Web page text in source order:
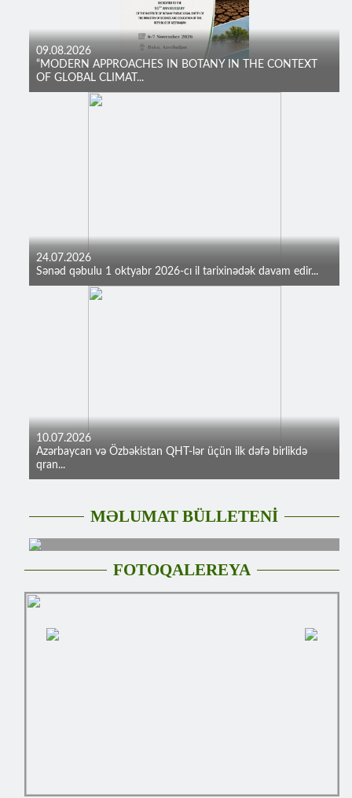
09.08.2026
“MODERN APPROACHES IN BOTANY IN THE CONTEXT
OF GLOBAL CLIMAT...
24.07.2026
Sənəd qəbulu 1 oktyabr 2026-cı il tarixinədək davam edir...
10.07.2026
Azərbaycan və Özbəkistan QHT-lər üçün ilk dəfə birlikdə
qran...
MƏLUMAT BÜLLETENİ
FOTOQALEREYA